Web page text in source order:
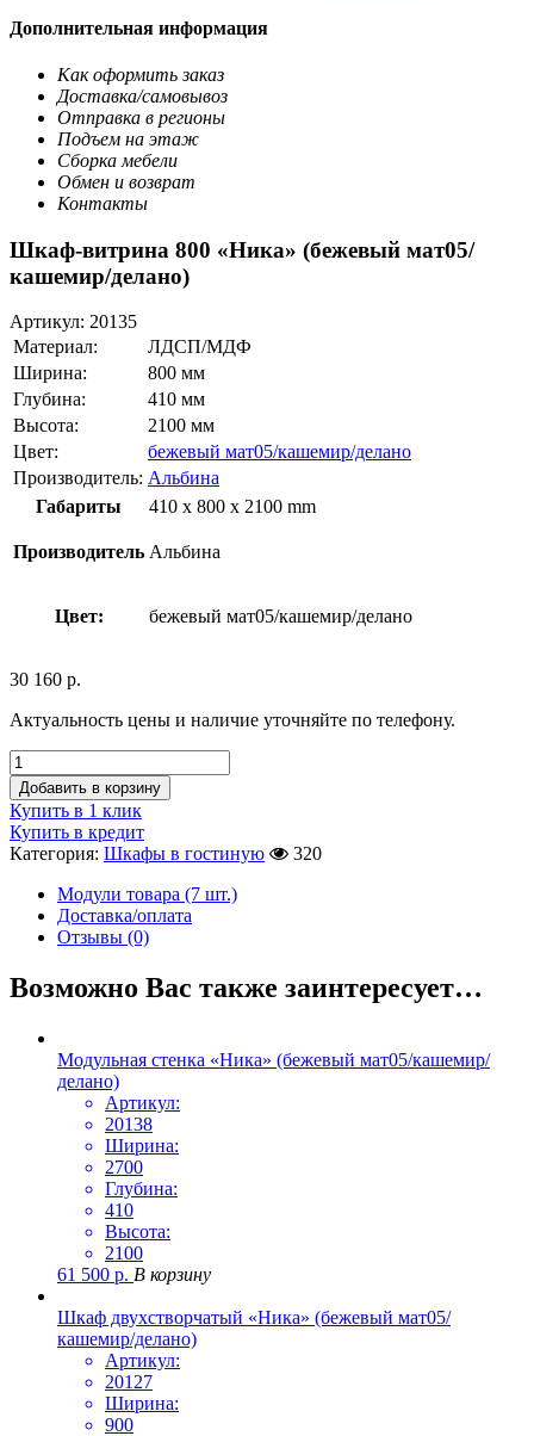
Дополнительная информация
Как оформить заказ
Доставка/самовывоз
Отправка в регионы
Подъем на этаж
Сборка мебели
Обмен и возврат
Контакты
Шкаф-витрина 800 «Ника» (бежевый мат05/
кашемир/делано)
Артикул: 20135
Материал:
ЛДСП/МДФ
Ширина:
800 мм
Глубина:
410 мм
Высота:
2100 мм
Цвет:
бежевый мат05/кашемир/делано
Производитель: Альбина
Габариты
410 x 800 x 2100 mm
Производитель Альбина
Цвет: бежевый мат05/кашемир/делано
30 160 р.
Актуальность цены и наличие уточняйте по телефону.
Добавить в корзину
Купить в 1 клик
Купить в кредит
Категория: Шкафы в гостиную
320
Модули товара (7 шт.)
Доставка/оплата
Отзывы (0)
Возможно Вас также заинтересует…
Модульная стенка «Ника» (бежевый мат05/кашемир/
делано)
Артикул:
20138
Ширина:
2700
Глубина:
410
Высота:
2100
61 500 р. В корзину
Шкаф двухстворчатый «Ника» (бежевый мат05/
кашемир/делано)
Артикул:
20127
Ширина:
900